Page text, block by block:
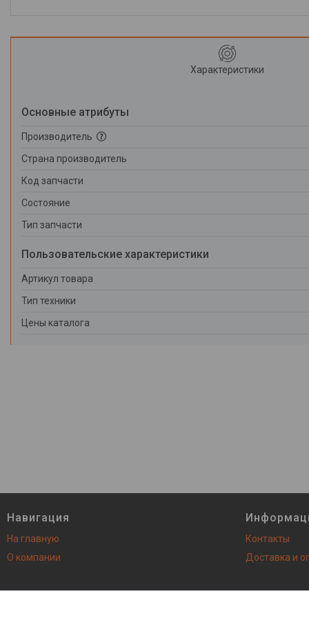
Характеристики
Основные атрибуты
Производитель
Страна производитель
Код запчасти
Состояние
Тип запчасти
Пользовательские характеристики
Артикул товара
Тип техники
Цены каталога
Навигация
На главную
О компании
Контакты
Доставка и